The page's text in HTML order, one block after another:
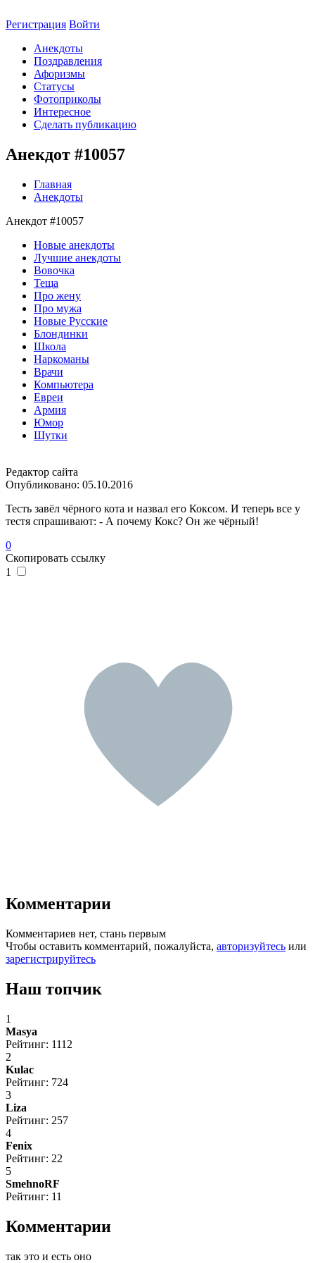
Регистрация Войти
Анекдоты
Поздравления
Афоризмы
Статусы
Фотоприколы
Интересное
Сделать публикацию
Анекдот #10057
Главная
Анекдоты
Анекдот #10057
Новые анекдоты
Лучшие анекдоты
Вовочка
Теща
Про жену
Про мужа
Новые Русские
Блондинки
Школа
Наркоманы
Врачи
Компьютера
Евреи
Армия
Юмор
Шутки
Редактор сайта
Опубликовано: 05.10.2016
Тесть завёл чёрного кота и назвал его Коксом. И теперь все у
тестя спрашивают: - А почему Кокс? Он же чёрный!
0
Скопировать ссылку
1
Комментарии
Комментариев нет, стань первым
Чтобы оставить комментарий, пожалуйста, авторизуйтесь или
зарегистрируйтесь
Наш топчик
1
Masya
Рейтинг: 1112
2
Kulac
Рейтинг: 724
3
Liza
Рейтинг: 257
4
Fenix
Рейтинг: 22
5
SmehnoRF
Рейтинг: 11
Комментарии
так это и есть оно